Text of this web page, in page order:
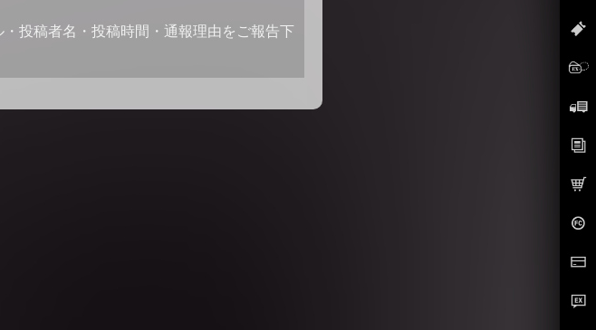
投稿者名・投稿時間・通報理由をご報告下